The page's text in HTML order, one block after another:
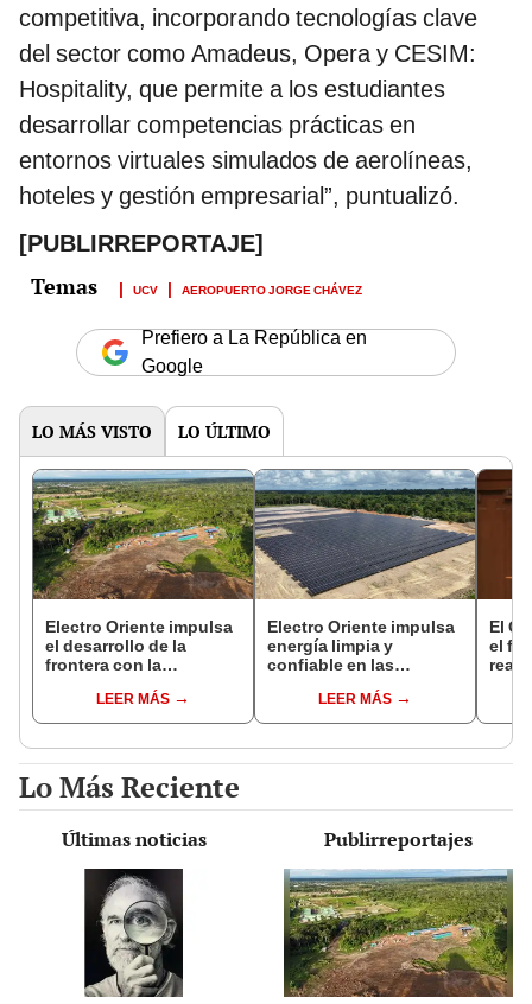
competitiva, incorporando tecnologías clave
del sector como Amadeus, Opera y CESIM:
Hospitality, que permite a los estudiantes
desarrollar competencias prácticas en
entornos virtuales simulados de aerolíneas,
hoteles y gestión empresarial”, puntualizó.
[PUBLIRREPORTAJE]
UCV AEROPUERTO JORGE CHÁVEZ
Prefiero a La República en
Google
LO MÁS VISTO LO ÚLTIMO
Electro Oriente impulsa
el desarrollo de la
frontera con la
Central Solar de San
Antonio del Estrecho
LEER MÁS
Electro Oriente impulsa
energía limpia y
confiable en las
LEER MÁS
El
el
Lo Más Reciente
Últimas noticias Publirreportajes